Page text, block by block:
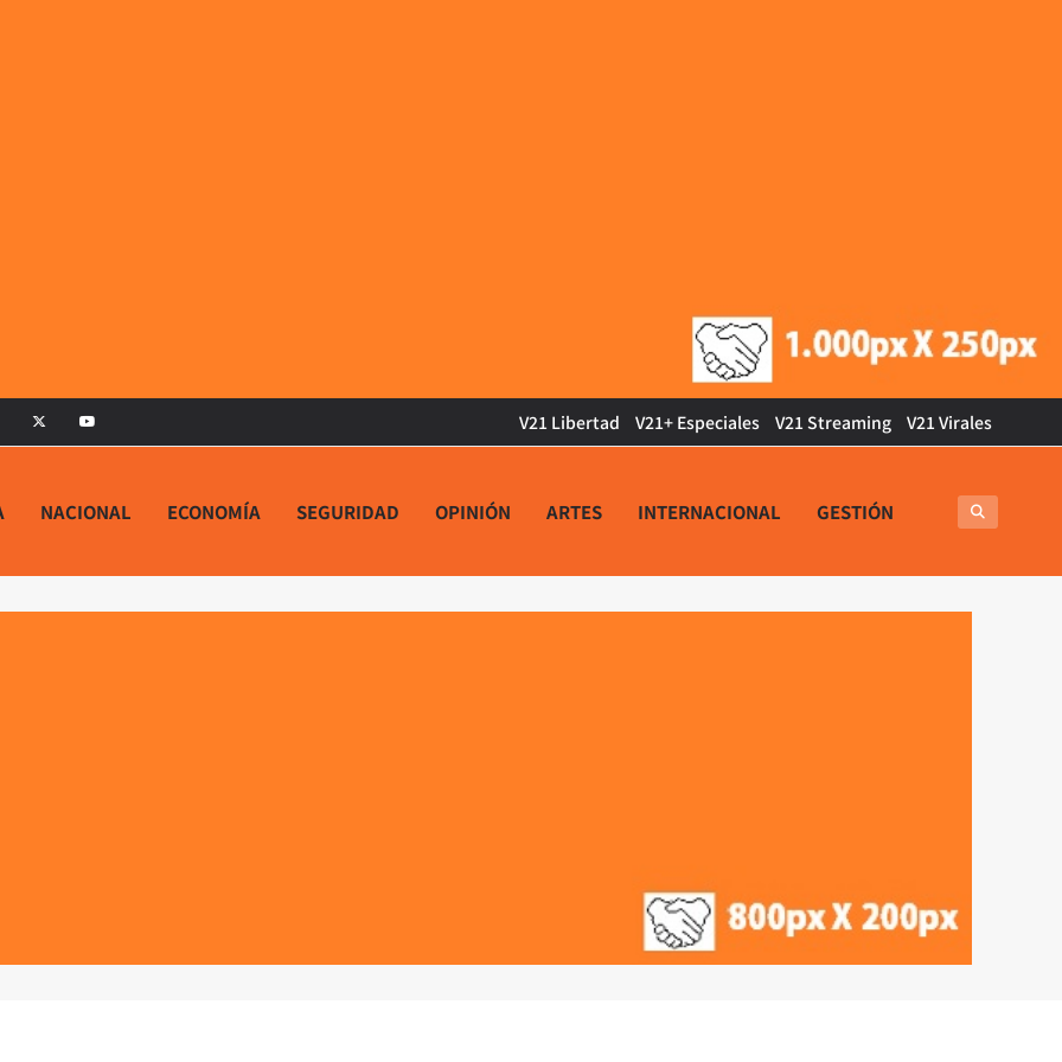
V21 Libertad V21+ Especiales V21 Streaming V21 Virales
NACIONAL ECONOMÍA SEGURIDAD OPINIÓN ARTES INTERNACIONAL GESTIÓN